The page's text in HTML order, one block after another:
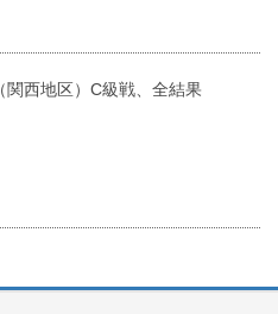
関西地区）C級戦、全結果